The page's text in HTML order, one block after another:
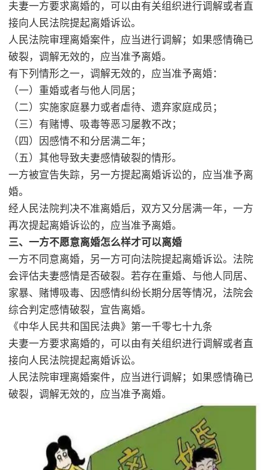
夫妻一方要求离婚的，可以由有关组织进行调解或者直
接向人民法院提起离婚诉讼。
人民法院审理离婚案件，应当进行调解；如果感情确已
破裂，调解无效的，应当准予离婚。
有下列情形之一，调解无效的，应当准予离婚：
（一）重婚或者与他人同居；
（二）实施家庭暴力或者虐待、遗弃家庭成员；
（三）有赌博、吸毒等恶习屡教不改；
（四）因感情不和分居满二年；
（五）其他导致夫妻感情破裂的情形。
一方被宣告失踪，另一方提起离婚诉讼的，应当准予离
婚。
经人民法院判决不准离婚后，双方又分居满一年，一方
再次提起离婚诉讼的，应当准予离婚。
三、一方不愿意离婚怎么样才可以离婚
一方不同意离婚，另一方可向法院提起离婚诉讼。法院
会评估夫妻感情是否破裂。若存在重婚、与他人同居、
家暴、赌博吸毒、因感情纠纷长期分居等情况，法院会
综合判定感情破裂，宣告离婚。
《中华人民共和国民法典》第一千零七十九条
夫妻一方要求离婚的，可以由有关组织进行调解或者直
接向人民法院提起离婚诉讼。
人民法院审理离婚案件，应当进行调解；如果感情确已
破裂，调解无效的，应当准予离婚。